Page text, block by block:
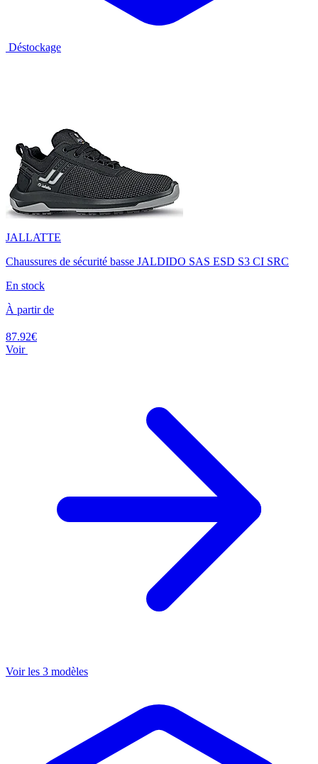
Déstockage
JALLATTE
Chaussures de sécurité basse JALDIDO SAS ESD S3 CI SRC
En stock
À partir de
87.92€
Voir
Voir les 3 modèles